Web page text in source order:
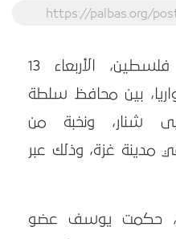
https://palbas.org/
نظم بيت الصحافة – فلسطين، الأربعاء 13
لقاء حواريا، بين محافظ سلطة
شنار، ونخبة من
مدينة غزة، وذلك عبر
حكمت يوسف عضو